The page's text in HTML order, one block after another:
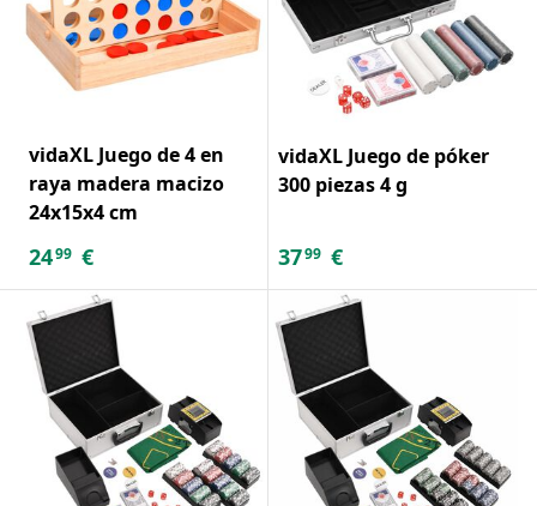
vidaXL Juego de 4 en
raya madera macizo
24x15x4 cm
2499 €
vidaXL Juego de póker
300 piezas 4 g
3799 €